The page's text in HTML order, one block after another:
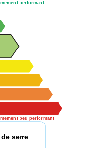
performant
peu performant
serre